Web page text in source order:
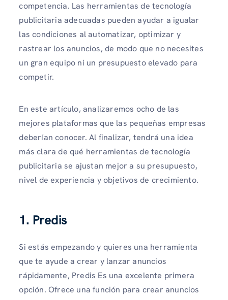
competencia. Las herramientas de tecnología
publicitaria adecuadas pueden ayudar a igualar
las condiciones al automatizar, optimizar y
rastrear los anuncios, de modo que no necesites
un gran equipo ni un presupuesto elevado para
competir.
En este artículo, analizaremos ocho de las
mejores plataformas que las pequeñas empresas
deberían conocer. Al finalizar, tendrá una idea
más clara de qué herramientas de tecnología
publicitaria se ajustan mejor a su presupuesto,
nivel de experiencia y objetivos de crecimiento.
1. Predis
Si estás empezando y quieres una herramienta
que te ayude a crear y lanzar anuncios
rápidamente, Predis Es una excelente primera
opción. Ofrece una función para crear anuncios